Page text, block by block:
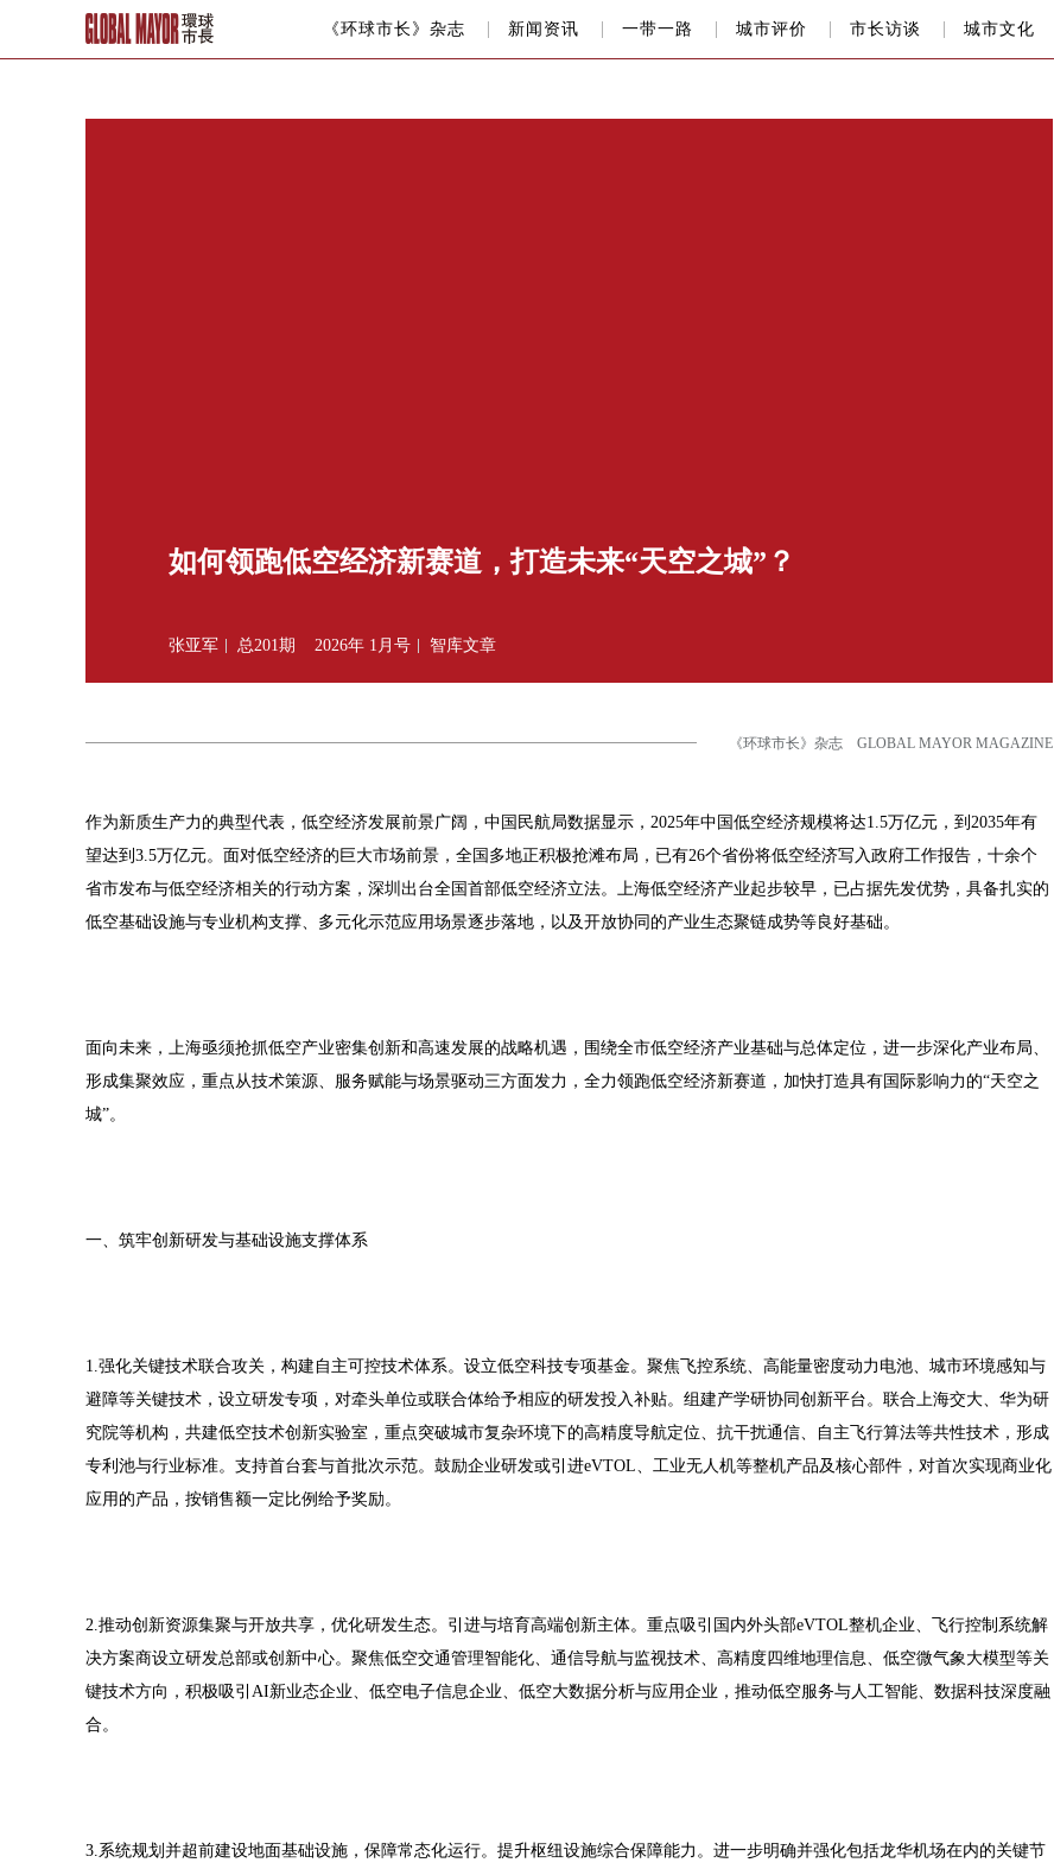
《环球市长》杂志 新闻资讯 一带一路 城市评价 市长访谈 城市文化
如何领跑低空经济新赛道，打造未来“天空之城”？
张亚军 总201期 2026年 1月号 智库文章
《环球市长》杂志 GLOBAL MAYOR MAGAZINE
作为新质生产力的典型代表，低空经济发展前景广阔，中国民航局数据显示，2025年中国低空经济规模将达1.5万亿元，到2035年有
望达到3.5万亿元。面对低空经济的巨大市场前景，全国多地正积极抢滩布局，已有26个省份将低空经济写入政府工作报告，十余个
省市发布与低空经济相关的行动方案，深圳出台全国首部低空经济立法。上海低空经济产业起步较早，已占据先发优势，具备扎实的
低空基础设施与专业机构支撑、多元化示范应用场景逐步落地，以及开放协同的产业生态聚链成势等良好基础。
面向未来，上海亟须抢抓低空产业密集创新和高速发展的战略机遇，围绕全市低空经济产业基础与总体定位，进一步深化产业布局、
形成集聚效应，重点从技术策源、服务赋能与场景驱动三方面发力，全力领跑低空经济新赛道，加快打造具有国际影响力的“天空之
城”。
一、筑牢创新研发与基础设施支撑体系
1.强化关键技术联合攻关，构建自主可控技术体系。设立低空科技专项基金。聚焦飞控系统、高能量密度动力电池、城市环境感知与
避障等关键技术，设立研发专项，对牵头单位或联合体给予相应的研发投入补贴。组建产学研协同创新平台。联合上海交大、华为研
究院等机构，共建低空技术创新实验室，重点突破城市复杂环境下的高精度导航定位、抗干扰通信、自主飞行算法等共性技术，形成
专利池与行业标准。支持首台套与首批次示范。鼓励企业研发或引进eVTOL、工业无人机等整机产品及核心部件，对首次实现商业化
应用的产品，按销售额一定比例给予奖励。
2.推动创新资源集聚与开放共享，优化研发生态。引进与培育高端创新主体。重点吸引国内外头部eVTOL整机企业、飞行控制系统解
决方案商设立研发总部或创新中心。聚焦低空交通管理智能化、通信导航与监视技术、高精度四维地理信息、低空微气象大模型等关
键技术方向，积极吸引AI新业态企业、低空电子信息企业、低空大数据分析与应用企业，推动低空服务与人工智能、数据科技深度融
合。
3.系统规划并超前建设地面基础设施，保障常态化运行。提升枢纽设施综合保障能力。进一步明确并强化包括龙华机场在内的关键节